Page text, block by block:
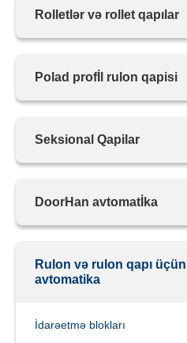
Rolletlər və rollet qapılar
Polad profİl rulon qapisi
Seksional Qapilar
DoorHan avtomatİka
Rulon və rulon qapı üçün
avtomatika
İdarəetmə blokları